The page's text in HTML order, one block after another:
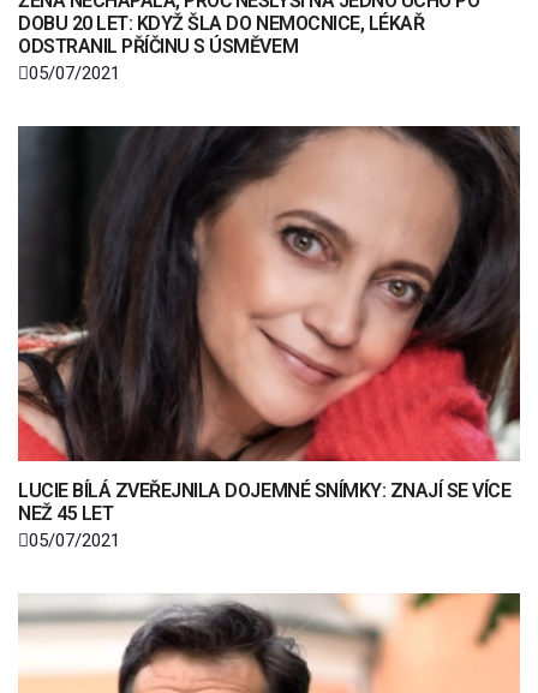
DOBU 20 LET: KDYŽ ŠLA DO NEMOCNICE, LÉKAŘ
ODSTRANIL PŘÍČINU S ÚSMĚVEM
05/07/2021
LUCIE BÍLÁ ZVEŘEJNILA DOJEMNÉ SNÍMKY: ZNAJÍ SE VÍCE
NEŽ 45 LET
05/07/2021